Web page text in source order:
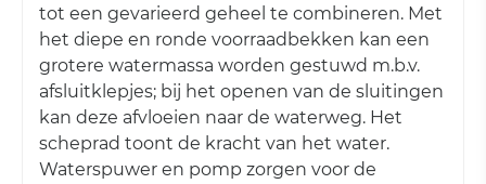
tot een gevarieerd geheel te combineren. Met
het diepe en ronde voorraadbekken kan een
grotere watermassa worden gestuwd m.b.v.
afsluitklepjes; bij het openen van de sluitingen
kan deze afvloeien naar de waterweg. Het
scheprad toont de kracht van het water.
Waterspuwer en pomp zorgen voor de